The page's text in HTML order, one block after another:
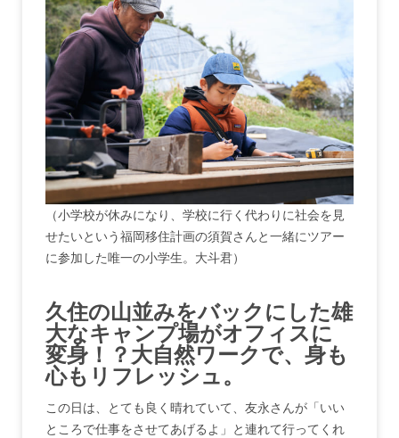
（小学校が休みになり、学校に行く代わりに社会を見
せたいという福岡移住計画の須賀さんと一緒にツアー
に参加した唯一の小学生。大斗君）
久住の山並みをバックにした雄
大なキャンプ場がオフィスに
変身！？大自然ワークで、身も
心もリフレッシュ。
この日は、とても良く晴れていて、友永さんが「いい
ところで仕事をさせてあげるよ」と連れて行ってくれ